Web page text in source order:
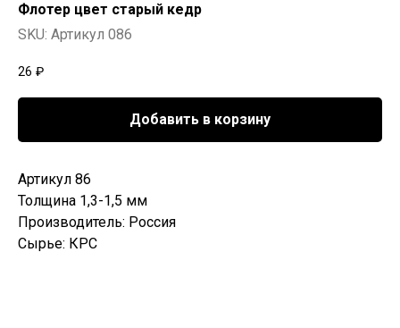
Флотер цвет старый кедр
SKU: Артикул 086
26 ₽
Добавить в корзину
Артикул 86
Толщина 1,3-1,5 мм
Производитель: Россия
Сырье: КРС